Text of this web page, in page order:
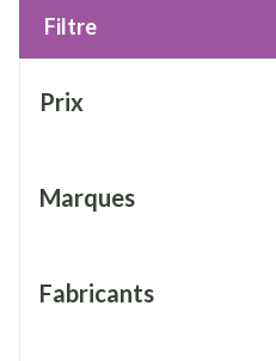
Filtre
Prix
Marques
Fabricants